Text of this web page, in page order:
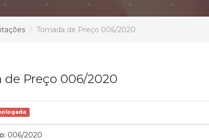
Tomada de Preço 006/2020
de Preço 006/2020
006/2020